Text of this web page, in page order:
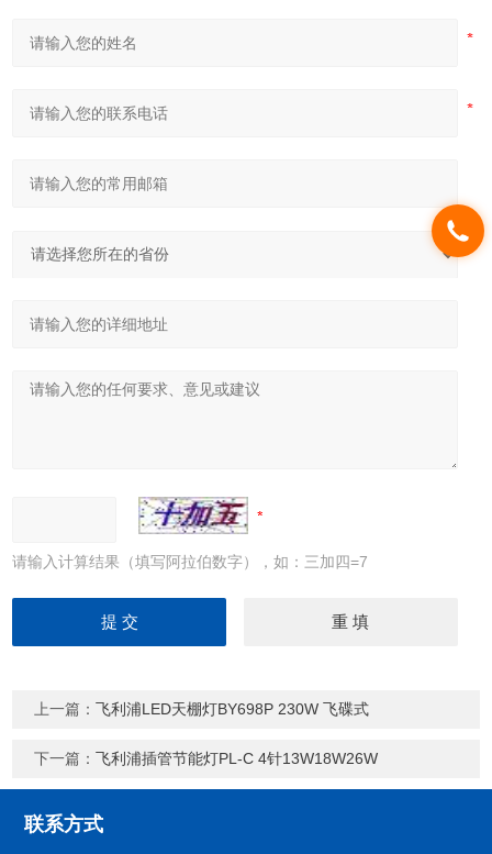
请输入计算结果（填写阿拉伯数字），如：三加四=7
上一篇：飞利浦LED天棚灯BY698P 230W 飞碟式
下一篇：飞利浦插管节能灯PL-C 4针13W18W26W
联系方式